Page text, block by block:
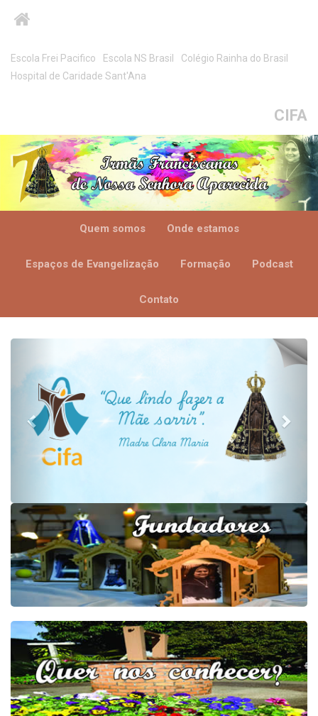
Escola Frei Pacifico Escola NS Brasil
Colégio Rainha do Brasil
Hospital de Caridade Sant'Ana
CIFA
Quem somos Onde estamos
Espaços de Evangelização Formação Podcast
Contato
Next